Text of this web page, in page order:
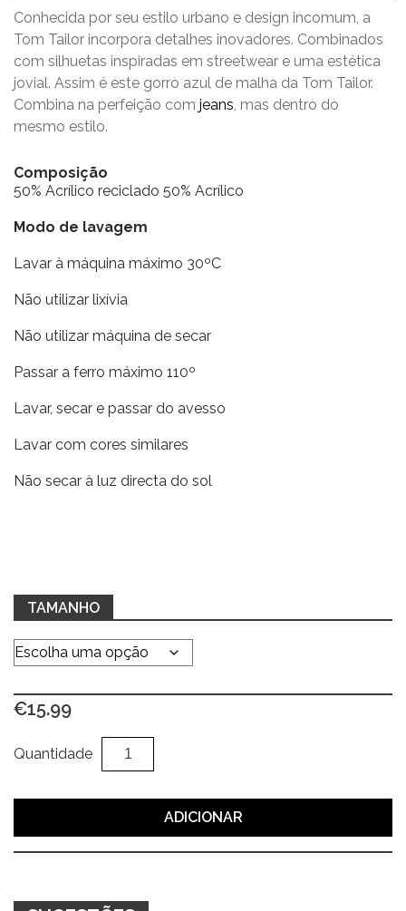
Conhecida por seu estilo urbano e design incomum, a
Tom Tailor incorpora detalhes inovadores. Combinados
com silhuetas inspiradas em streetwear e uma estética
jovial. Assim é este gorro azul de malha da Tom Tailor.
Combina na perfeição com jeans, mas dentro do
mesmo estilo.
Composição
50% Acrílico reciclado 50% Acrílico
Modo de lavagem
Lavar à máquina máximo 30ºC
Não utilizar lixívia
Não utilizar máquina de secar
Passar a ferro máximo 110º
Lavar, secar e passar do avesso
Lavar com cores similares
Não secar à luz directa do sol
TAMANHO
€15.99
Quantidade
Quantidade
de
de
malha
ADICIONAR